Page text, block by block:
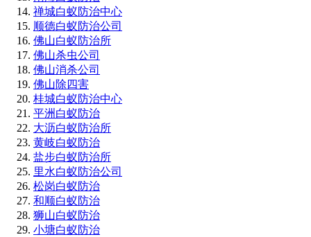
禅城白蚁防治中心
顺德白蚁防治公司
佛山白蚁防治所
佛山杀虫公司
佛山消杀公司
佛山除四害
桂城白蚁防治中心
平洲白蚁防治
大沥白蚁防治所
黄岐白蚁防治
盐步白蚁防治所
里水白蚁防治公司
松岗白蚁防治
和顺白蚁防治
狮山白蚁防治
小塘白蚁防治